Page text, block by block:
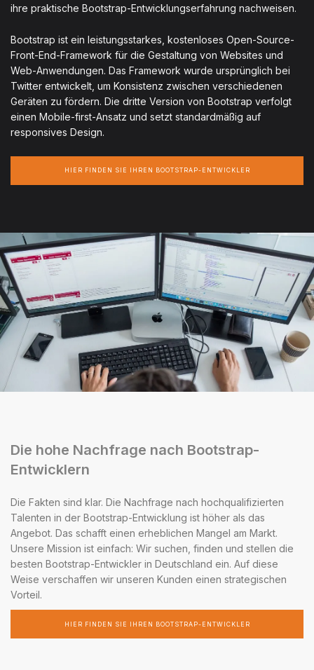
ihre praktische Bootstrap-Entwicklungserfahrung nachweisen.
Bootstrap ist ein leistungsstarkes, kostenloses Open-Source-
Front-End-Framework für die Gestaltung von Websites und
Web-Anwendungen. Das Framework wurde ursprünglich bei
Twitter entwickelt, um Konsistenz zwischen verschiedenen
Geräten zu fördern. Die dritte Version von Bootstrap verfolgt
einen Mobile-first-Ansatz und setzt standardmäßig auf
responsives Design.
HIER FINDEN SIE IHREN BOOTSTRAP-ENTWICKLER
Die hohe Nachfrage nach Bootstrap-
Entwicklern
Die Fakten sind klar. Die Nachfrage nach hochqualifizierten
Talenten in der Bootstrap-Entwicklung ist höher als das
Angebot. Das schafft einen erheblichen Mangel am Markt.
Unsere Mission ist einfach: Wir suchen, finden und stellen die
besten Bootstrap-Entwickler in Deutschland ein. Auf diese
Weise verschaffen wir unseren Kunden einen strategischen
Vorteil.
HIER FINDEN SIE IHREN BOOTSTRAP-ENTWICKLER